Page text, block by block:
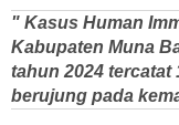
" Kasus Human
Kabupaten Muna
tahun 2024 tercatat
berujung pada